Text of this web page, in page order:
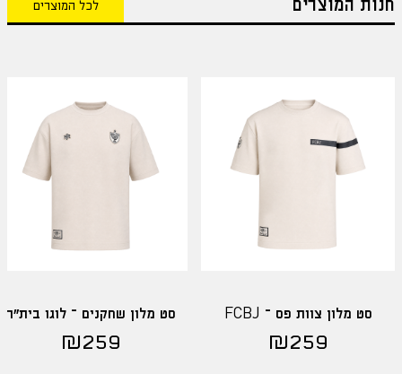
חנות המוצרים לכל המוצרים
סט מלון צוות פס – FCBJ
₪259
סט מלון שחקנים – לוגו בית"ר
₪259